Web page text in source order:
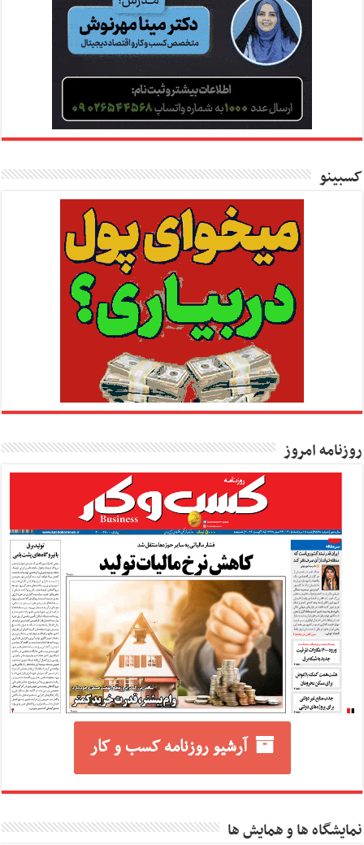
کسبینو
روزنامه امروز
آرشیو روزنامه کسب و کار
نمایشگاه ها و همایش ها